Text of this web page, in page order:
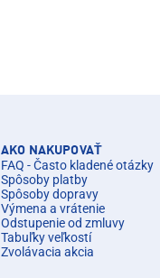
AKO NAKUPOVAŤ
FAQ - Často kladené otázky
Spôsoby platby
Spôsoby dopravy
Výmena a vrátenie
Odstupenie od zmluvy
Tabuľky veľkostí
Zvolávacia akcia